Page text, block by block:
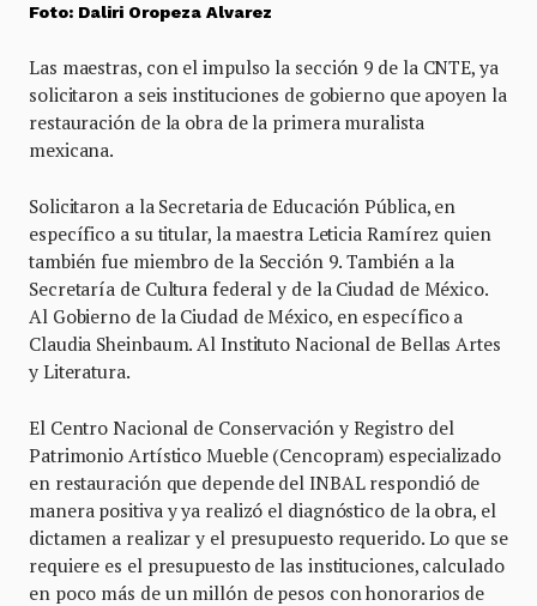
Foto: Daliri Oropeza Alvarez
Las maestras, con el impulso la sección 9 de la CNTE, ya
solicitaron a seis instituciones de gobierno que apoyen la
restauración de la obra de la primera muralista
mexicana.
Solicitaron a la Secretaria de Educación Pública, en
específico a su titular, la maestra Leticia Ramírez quien
también fue miembro de la Sección 9. También a la
Secretaría de Cultura federal y de la Ciudad de México.
Al Gobierno de la Ciudad de México, en específico a
Claudia Sheinbaum. Al Instituto Nacional de Bellas Artes
y Literatura.
El Centro Nacional de Conservación y Registro del
Patrimonio Artístico Mueble (Cencopram) especializado
en restauración que depende del INBAL respondió de
manera positiva y ya realizó el diagnóstico de la obra, el
dictamen a realizar y el presupuesto requerido. Lo que se
requiere es el presupuesto de las instituciones, calculado
en poco más de un millón de pesos con honorarios de